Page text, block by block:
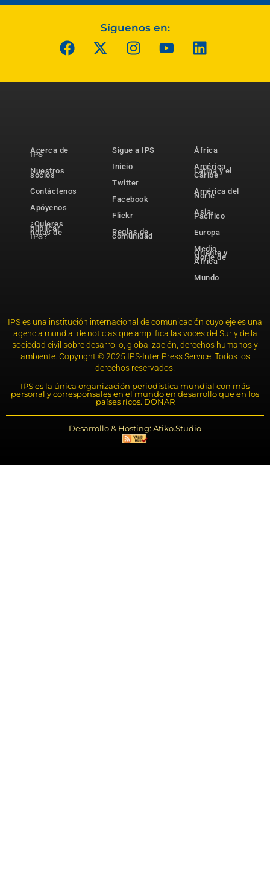
Síguenos en:
Acerca de
IPS
Nuestros
socios
Contáctenos
Apóyenos
¿Quieres
publicar
notas de
IPS?
Sigue a IPS
Inicio
Twitter
Facebook
Flickr
Reglas de
comunidad
África
América
Latina y el
Caribe
América del
Norte
Asia-
Pacífico
Europa
Medio
Oriente y
Norte de
África
Mundo
IPS es una institución internacional de comunicación cuyo eje es una
agencia mundial de noticias que amplifica las voces del Sur y de la
sociedad civil sobre desarrollo, globalización, derechos humanos y
ambiente. Copyright © 2025 IPS-Inter Press Service. Todos los
derechos reservados.
IPS es la única organización periodística mundial con más
personal y corresponsales en el mundo en desarrollo que en los
países ricos. DONAR
Desarrollo & Hosting: Atiko.Studio